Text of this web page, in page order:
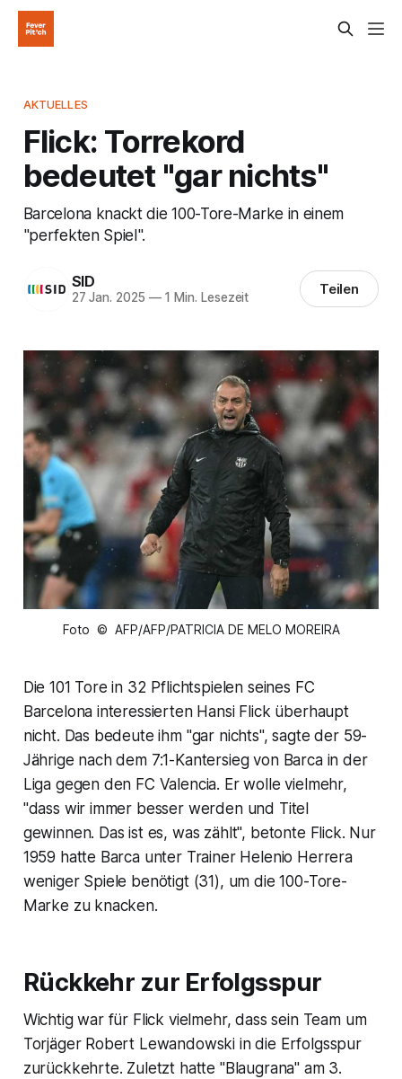
AKTUELLES
Flick: Torrekord
bedeutet "gar nichts"
Barcelona knackt die 100-Tore-Marke in einem
"perfekten Spiel".
SID
27 Jan. 2025 —1 Min. Lesezeit Teilen
Foto © AFP/AFP/PATRICIA DE MELO MOREIRA
Die 101 Tore in 32 Pflichtspielen seines FC
Barcelona interessierten Hansi Flick überhaupt
nicht. Das bedeute ihm "gar nichts", sagte der 59-
Jährige nach dem 7:1-Kantersieg von Barca in der
Liga gegen den FC Valencia. Er wolle vielmehr,
"dass wir immer besser werden und Titel
gewinnen. Das ist es, was zählt", betonte Flick. Nur
1959 hatte Barca unter Trainer Helenio Herrera
weniger Spiele benötigt (31), um die 100-Tore-
Marke zu knacken.
Rückkehr zur Erfolgsspur
Wichtig war für Flick vielmehr, dass sein Team um
Torjäger Robert Lewandowski in die Erfolgsspur
zurückkehrte. Zuletzt hatte "Blaugrana" am 3.